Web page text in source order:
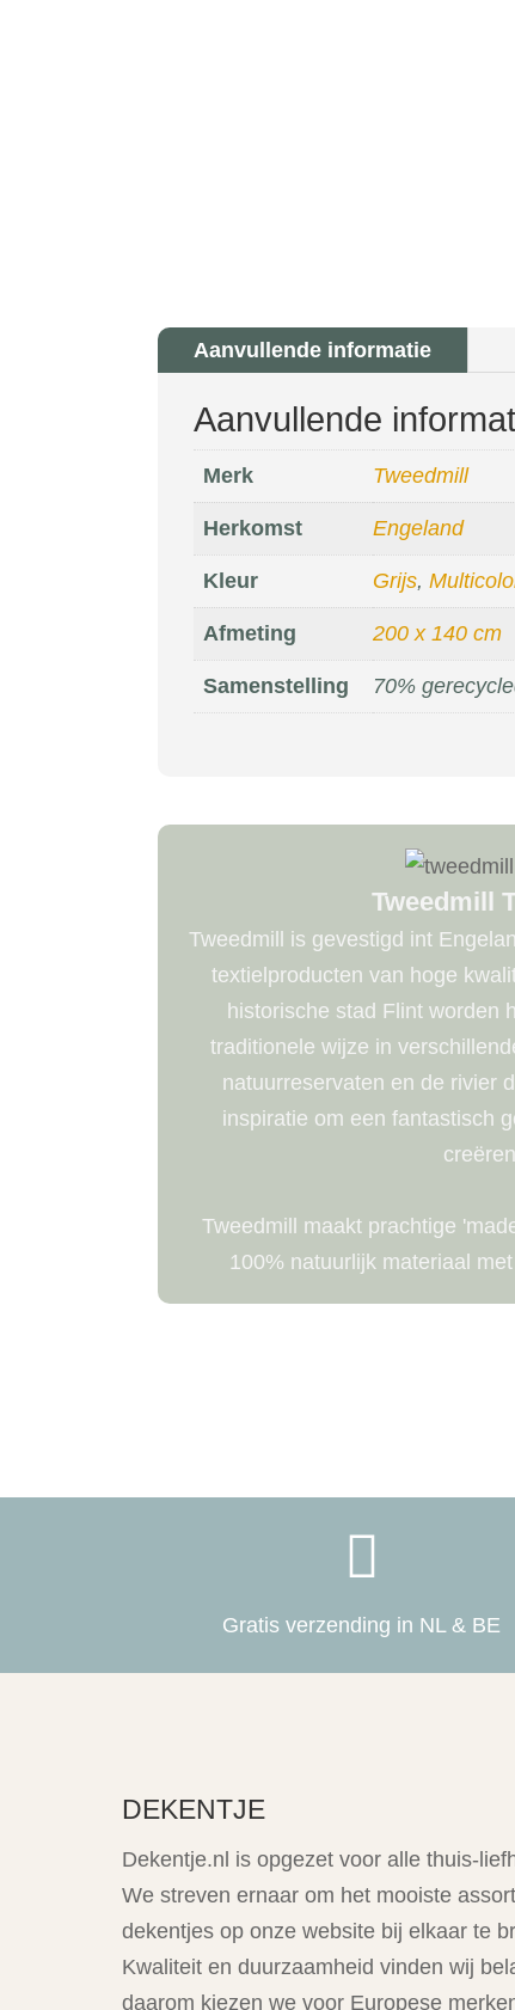
Aanvullende informatie
Aanvullende
Merk Tweedmill
Herkomst Engeland
Kleur Grijs,
Afmeting 200 x 140 cm
Samenstelling 70%
Tweedmill
Tweedmill is gevestigd int
textielproducten van hoge
historische stad Flint worden
traditionele wijze in
natuurreservaten en de rivier
inspiratie om een ​​fantastisch
Tweedmill maakt prachtige
100% natuurlijk materiaal

Gratis verzending in NL & BE
DEKENTJE
Dekentje.nl is opgezet voor alle thuis-
We streven ernaar om het mooiste
dekentjes op onze website bij elkaar te
Kwaliteit en duurzaamheid vinden wij
daarom kiezen we voor Europese